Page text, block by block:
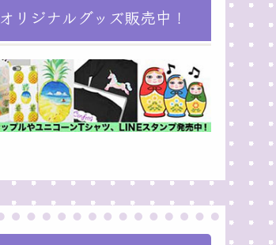
オリジナルグッズ販売中！